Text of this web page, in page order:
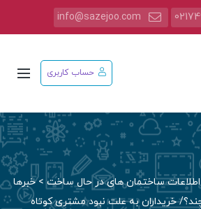
info@sazejoo.com
حساب کاربری
>خبرها
خریداران به علت نبود مشتری کوتاه